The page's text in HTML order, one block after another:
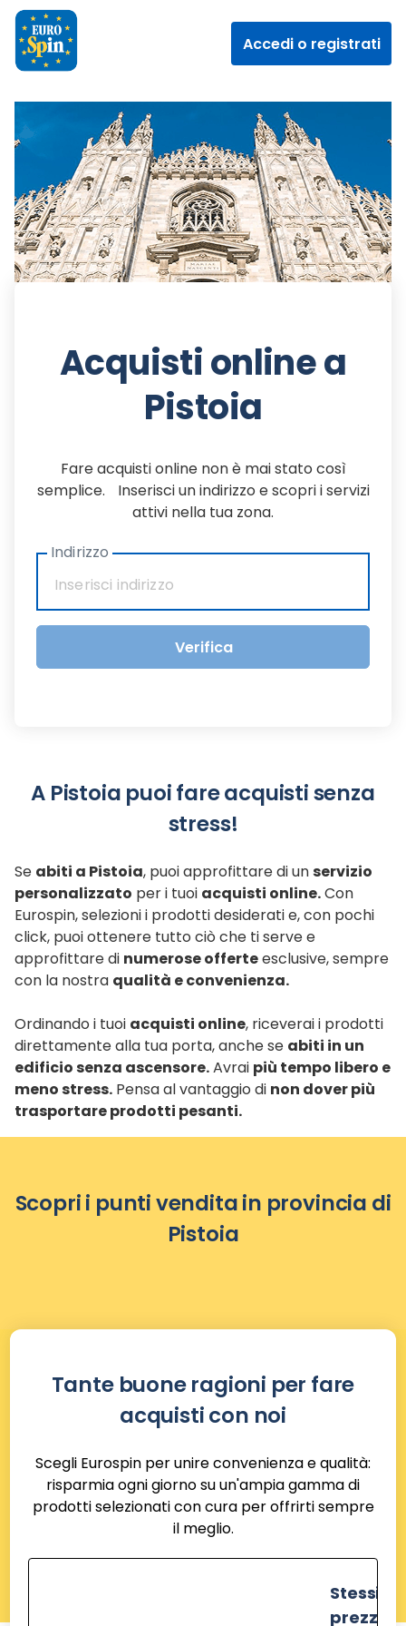
Accedi o registrati
Acquisti online a
Pistoia
Fare acquisti online non è mai stato così
semplice. Inserisci un indirizzo e scopri i servizi
attivi nella tua zona.
Indirizzo
Verifica
A Pistoia puoi fare acquisti senza
stress!
Se abiti a Pistoia, puoi approfittare di un servizio
personalizzato per i tuoi acquisti online.Con
Eurospin, selezioni i prodotti desiderati e, con pochi
click, puoi ottenere tutto ciò che ti serve e
approfittare di numerose offerteesclusive, sempre
con la nostra qualità e convenienza.
Ordinando i tuoi acquisti online, riceverai i prodotti
direttamente alla tua porta, anche se abiti in un
edificio senza ascensore.Avrai più tempo libero e
meno stress. Pensa al vantaggio di non dover più
trasportare prodotti pesanti.
Scopri i punti vendita in provincia di
Pistoia
Tante buone ragioni per fare
acquisti con noi
Scegli Eurospin per unire convenienza e qualità:
risparmia ogni giorno su un'ampia gamma di
prodotti selezionati con cura per offrirti sempre
il meglio.
Stessi
prezzi